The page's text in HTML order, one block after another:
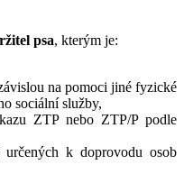
psa, kterým je:
na pomoci jiné fyzické
sociální služby,
ZTP nebo ZTP/P podle
k doprovodu osob